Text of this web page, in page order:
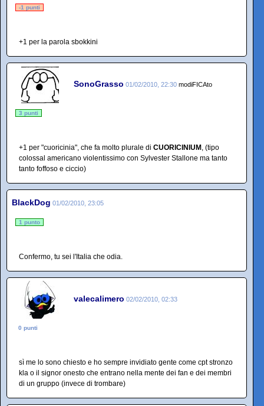
-1 punti
+1 per la parola sbokkini
SonoGrasso 01/02/2010, 22:30 modiFICAto
3 punti
+1 per "cuoricinia", che fa molto plurale di CUORICINIUM , (tipo
colossal americano violentissimo con Sylvester Stallone ma tanto
tanto foffoso e ciccio)
BlackDog 01/02/2010, 23:05
1 punto
Confermo, tu sei l'Italia che odia.
valecalimero 02/02/2010, 02:33
0 punti
sì me lo sono chiesto e ho sempre invidiato gente come cpt stronzo
kla o il signor onesto che entrano nella mente dei fan e dei membri
di un gruppo (invece di trombare)